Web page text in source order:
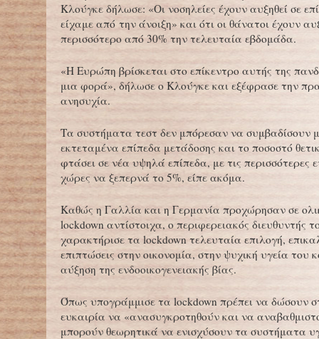
Κλούγκε δήλωσε: «Οι νοσηλείες έχουν αυξηθεί σε
είχαμε από την άνοιξη» και ότι οι θάνατοι έχουν
περισσότερο από 30% την τελευταία εβδομάδα.
«Η Ευρώπη βρίσκεται στο επίκεντρο αυτής της
μια φορά», δήλωσε ο Κλούγκε και εξέφρασε την
ανησυχία.
Τα συστήματα τεστ δεν μπόρεσαν να συμβαδίσουν
εκτεταμένα επίπεδα μετάδοσης και το ποσοστό
φτάσει σε νέα υψηλά επίπεδα, με τις περισσότερες
χώρες να ξεπερνά το 5%, είπε ακόμα.
Καθώς η Γαλλία και η Γερμανία προχώρησαν σε
lockdown αντίστοιχα, ο περιφερειακός διευθυντής
χαρακτήρισε τα lockdown τελευταία επιλογή,
επιπτώσεις στην οικονομία, στην ψυχική υγεία του
αύξηση της ενδοοικογενειακής βίας.
Όπως υπογράμμισε τα lockdown πρέπει να δώσουν
ευκαιρία να «ανασυγκροτηθούν και να
μπορούν θεωρητικά να ενισχύσουν τα συστήματα